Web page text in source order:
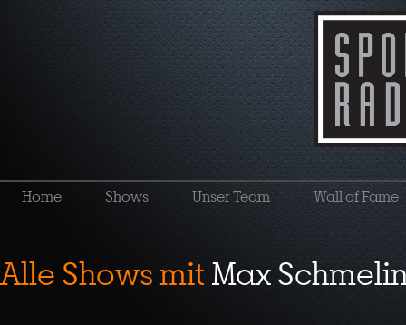
Home Shows Unser Team Wall of Fame
Alle Shows mitMax